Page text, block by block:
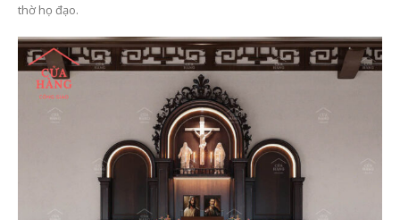
thờ họ đạo.